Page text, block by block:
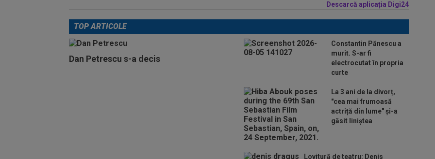
Descarcă aplicația Digi24
TOP ARTICOLE
Dan Petrescu s-a decis
Constantin Pănescu a
murit. S-ar fi
electrocutat în propria
curte
La 3 ani de la divorț,
"cea mai frumoasă
actriță din lume" și-a
găsit liniștea
Lovitură de teatru: Denis